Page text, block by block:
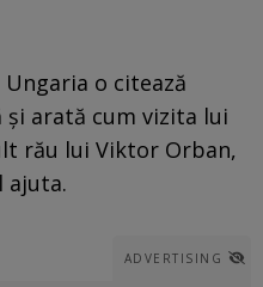
o citează
şi arată cum vizita lui
rău lui Viktor Orban,
ajuta.
ADVERTISING